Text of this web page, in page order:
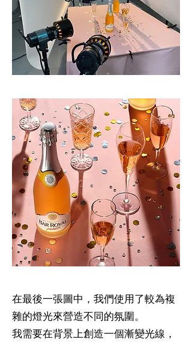
在最後一張圖中，我們使用了較為複
雜的燈光來營造不同的氛圍。
我需要在背景上創造一個漸變光線，